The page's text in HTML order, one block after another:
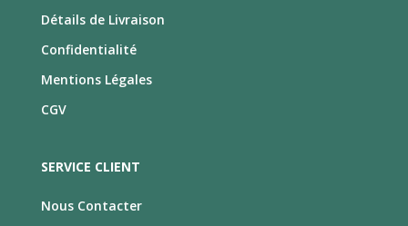
Détails de Livraison
Confidentialité
Mentions Légales
CGV
SERVICE CLIENT
Nous Contacter